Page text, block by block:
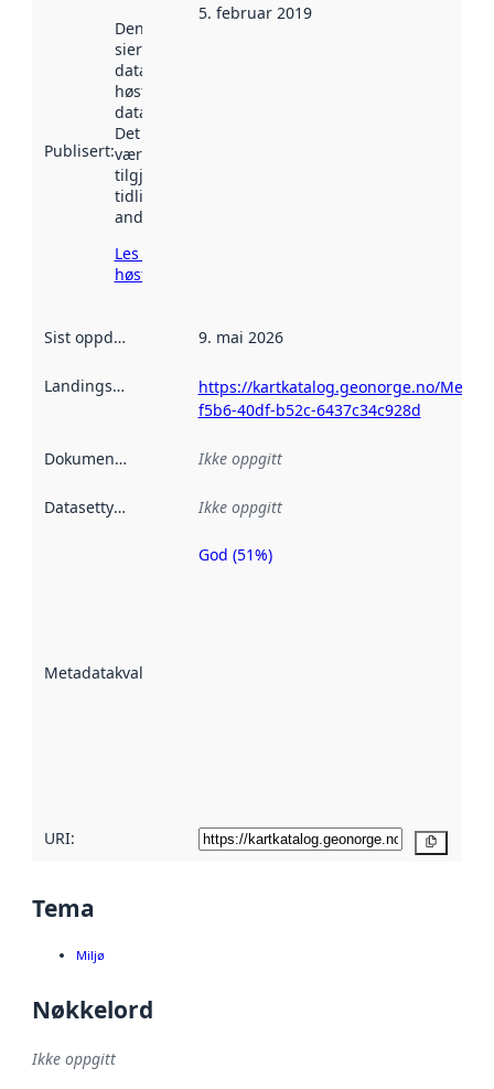
Publisert:
Denne datoen
sier når
datasettet ble
høstet av
data.norge.no.
Det kan ha
vært
tilgjengelig
tidligere
andre steder.
Les mer om
høsting her
5. februar 2019
Sist oppdatert 9. mai 2026
Landingsside
https://kartkatalog.geonorge.no/
f5b6-40df-b52c-6437c34c928d
Dokumentasjon Ikke oppgitt
Datasettype Ikke oppgitt
Metadatakvalitet
Metadatakvalitet
God (51%)
URI:
Tema
Miljø
Nøkkelord
Ikke oppgitt